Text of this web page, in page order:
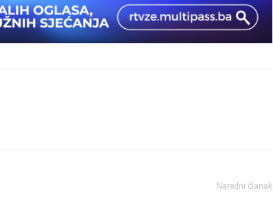
Naredni članak